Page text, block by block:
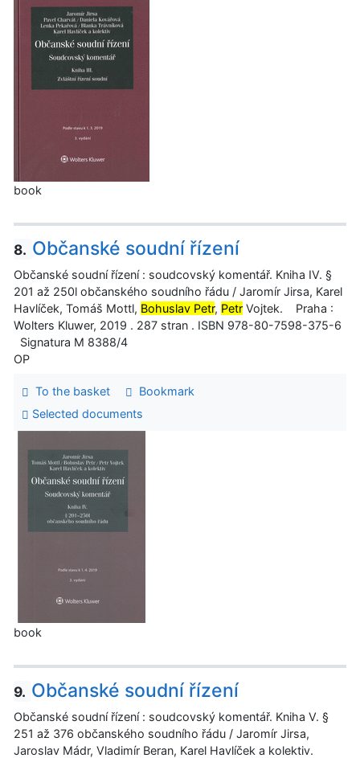
book
8. Občanské soudní řízení
Občanské soudní řízení : soudcovský komentář. Kniha IV. §
201 až 250l občanského soudního řádu / Jaromír Jirsa, Karel
Havlíček, Tomáš Mottl, Bohuslav Petr, Petr Vojtek. Praha :
Wolters Kluwer, 2019 . 287 stran . ISBN 978-80-7598-375-6
Signatura M 8388/4
OP
To the basket
Bookmark
Selected documents
book
9. Občanské soudní řízení
Občanské soudní řízení : soudcovský komentář. Kniha V. §
251 až 376 občanského soudního řádu / Jaromír Jirsa,
Jaroslav Mádr, Vladimír Beran, Karel Havlíček a kolektiv.